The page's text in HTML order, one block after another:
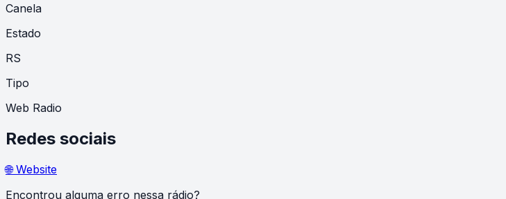
Canela
Estado
RS
Tipo
Web Radio
Redes sociais
🌐 Website
Encontrou alguma erro nessa rádio?